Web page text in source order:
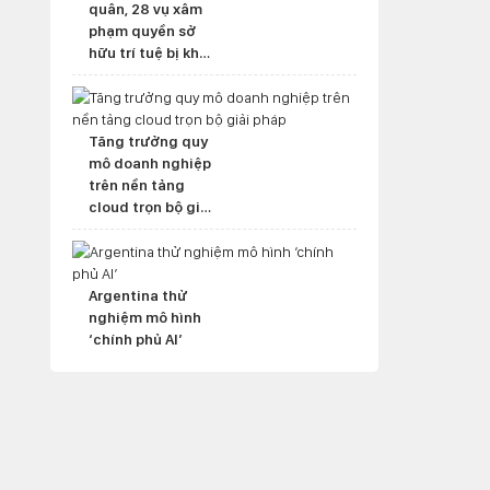
quân, 28 vụ xâm
phạm quyền sở
hữu trí tuệ bị khởi
tố hình sự
Tăng trưởng quy
mô doanh nghiệp
trên nền tảng
cloud trọn bộ giải
pháp
Argentina thử
nghiệm mô hình
‘chính phủ AI’